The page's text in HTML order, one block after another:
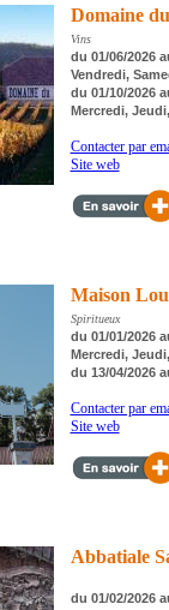
Domaine
Vins
du 01/06/2026
Vendredi,
du 01/10/2026
Mercredi,
Contacter par
Site web
Maison
Spiritueux
du 01/01/2026
Mercredi,
du 13/04/2026
Contacter par
Site web
Abbatiale
du 01/02/2026